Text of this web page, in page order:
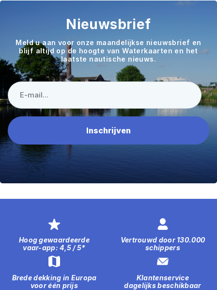
Nieuwsbrief
Meld u aan voor onze maandelijkse nieuwsbrief en
blijf altijd op de hoogte van Waterkaarten en het
laatste nautische nieuws.
Hoog gewaardeerde
vaar-app: 4,5 / 5*
Vertrouwd door 130.000
schippers
Brede dekking in Europa
voor één prijs
Klantenservice
dagelijks beschikbaar